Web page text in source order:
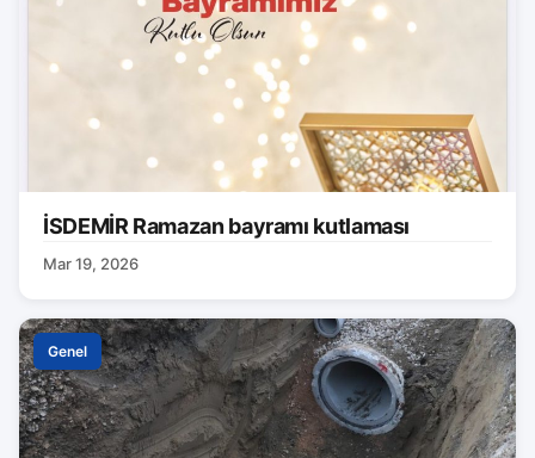
İSDEMİR Ramazan bayramı kutlaması
Mar 19, 2026
Genel